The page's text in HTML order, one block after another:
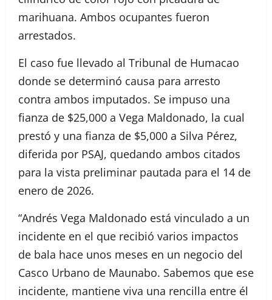
marihuana. Ambos ocupantes fueron
arrestados.
El caso fue llevado al Tribunal de Humacao
donde se determinó causa para arresto
contra ambos imputados. Se impuso una
fianza de $25,000 a Vega Maldonado, la cual
prestó y una fianza de $5,000 a Silva Pérez,
diferida por PSAJ, quedando ambos citados
para la vista preliminar pautada para el 14 de
enero de 2026.
“Andrés Vega Maldonado está vinculado a un
incidente en el que recibió varios impactos
de bala hace unos meses en un negocio del
Casco Urbano de Maunabo. Sabemos que ese
incidente, mantiene viva una rencilla entre él